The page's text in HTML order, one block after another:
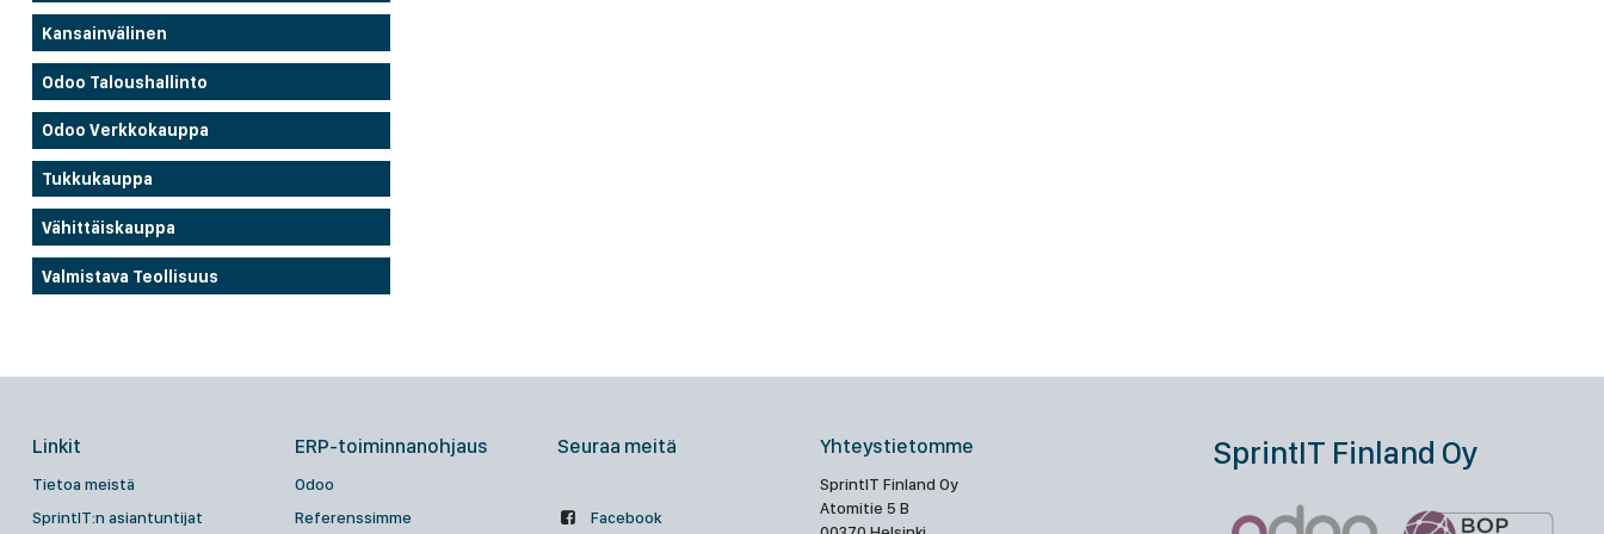
Kansainvälinen
Odoo Taloushallinto
Odoo Verkkokauppa
Tukkukauppa
Vähittäiskauppa
Valmistava Teollisuus
Linkit
Tietoa meistä
SprintIT:n asiantuntijat
ERP-toiminnanohjaus
Odoo
Referenssimme
Seuraa meitä
Facebook
Yhteystietomme
SprintIT Finland Oy
Atomitie 5 B
SprintIT Finland Oy